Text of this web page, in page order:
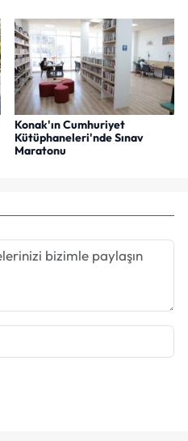
Konak'ın Cumhuriyet
Kütüphaneleri'nde Sınav
Maratonu